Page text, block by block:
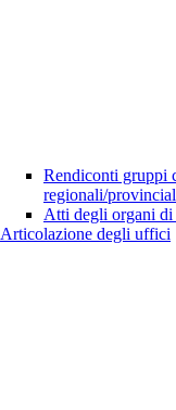
Rendiconti gruppi
regionali/
Atti degli organi
Articolazione degli uffici